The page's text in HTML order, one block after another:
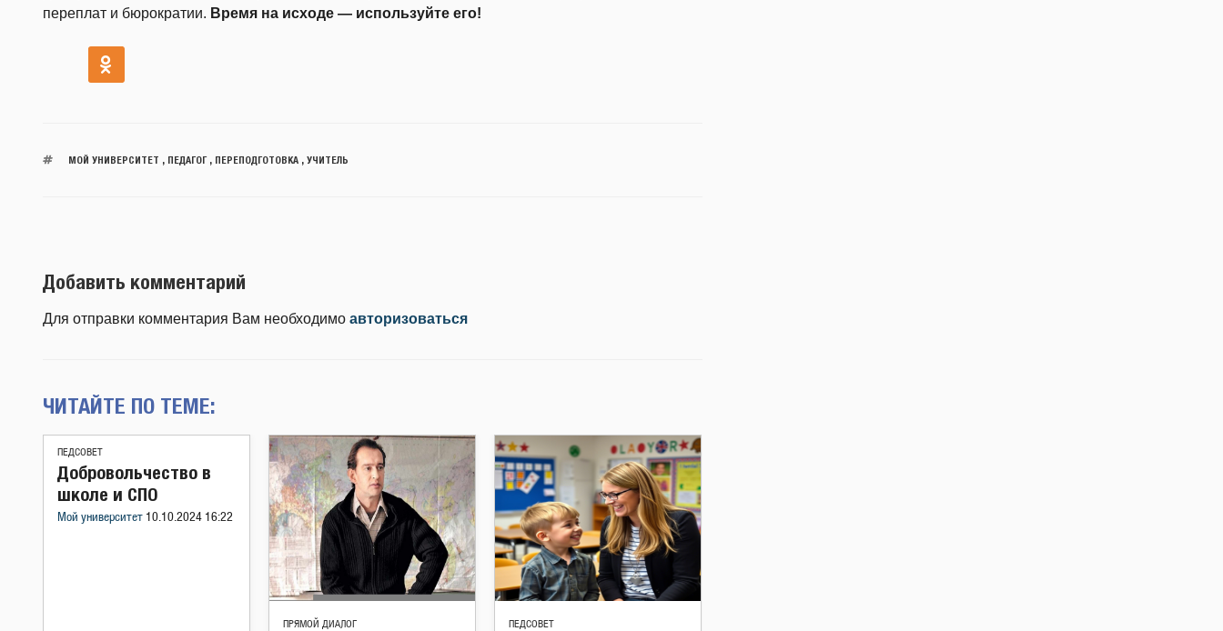
переплат и бюрократии. Время на исходе — используйте его!
МОЙ УНИВЕРСИТЕТ , ПЕДАГОГ, ПЕРЕПОДГОТОВКА, УЧИТЕЛЬ
Добавить комментарий
Для отправки комментария Вам необходимо авторизоваться
ЧИТАЙТЕ ПО ТЕМЕ:
ПЕДСОВЕТ
Добровольчество в
школе и СПО
Мой университет 10.10.2024 16:22
ПРЯМОЙ ДИАЛОГ ПЕДСОВЕТ